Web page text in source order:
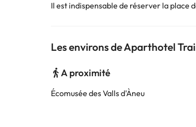
Il est indispensable de réserver la
Les environs de Aparthotel
A proximité
Écomusée des Valls d'Àneu